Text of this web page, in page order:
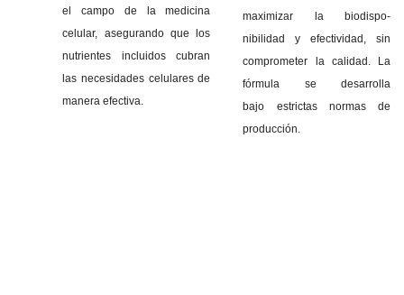
el campo de la medicina
celular, asegurando que los
nutrientes incluidos cubran
las necesidades celulares de
manera efectiva.
maximizar la biodispo-
nibilidad y efectividad, sin
comprometer la calidad. La
fórmula se desarrolla
bajo estrictas normas de
producción.